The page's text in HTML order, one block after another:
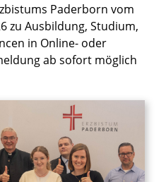
Paderborn vom
zu Ausbildung, Studium,
in Online- oder
ab sofort möglich